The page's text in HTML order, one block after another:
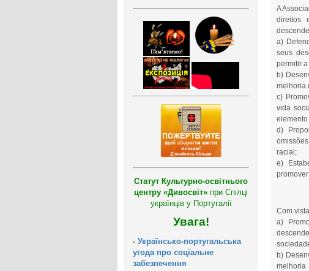
Статут Культурно-освітнього
центру «Дивосвіт» при Спілці
українців у Португалії
Увага!
- Українсько-португальська
угода про соціальне
забезпечення
A
direitos
a)
seus
permitir
b)
melhoria
c)
vida
d)
racial;
e)
Com
a)
b)
melhoria